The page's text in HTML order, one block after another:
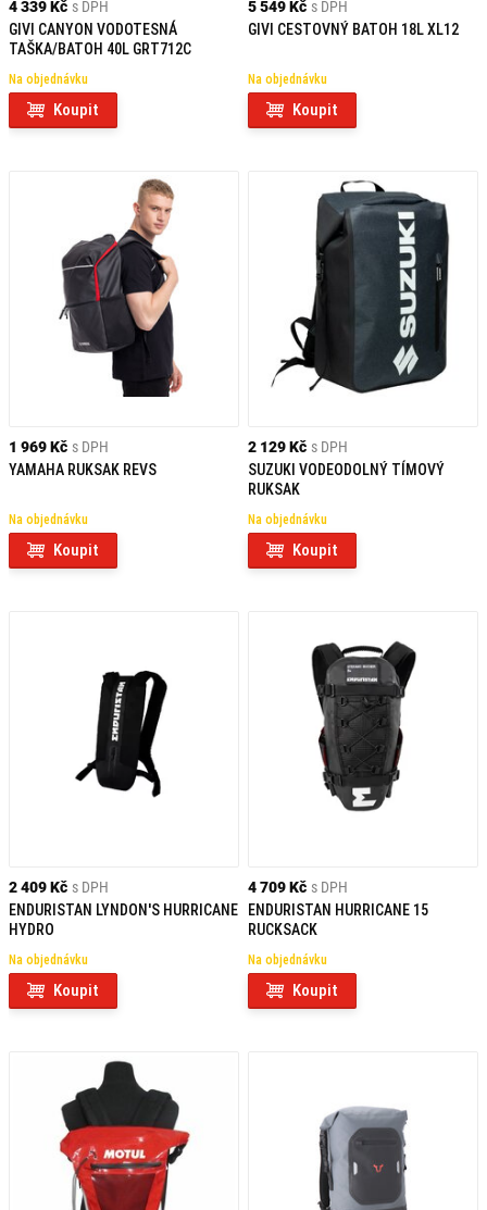
4 339 Kč s DPH
GIVI CANYON VODOTESNÁ
TAŠKA/BATOH 40L GRT712C
Na objednávku
Koupit
5 549 Kč s DPH
GIVI CESTOVNÝ BATOH 18L XL12
Na objednávku
Koupit
1 969 Kč s DPH
YAMAHA RUKSAK REVS
Na objednávku
Koupit
2 129 Kč s DPH
SUZUKI VODEODOLNÝ TÍMOVÝ
RUKSAK
Na objednávku
Koupit
2 409 Kč s DPH
ENDURISTAN LYNDON'S HURRICANE
HYDRO
Na objednávku
Koupit
4 709 Kč s DPH
ENDURISTAN HURRICANE 15
RUCKSACK
Na objednávku
Koupit